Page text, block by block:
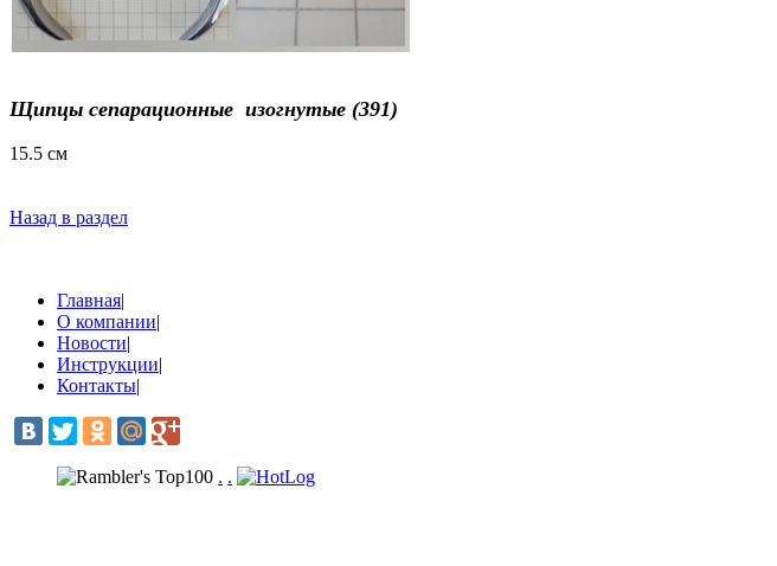
Щипцы сепарационные изогнутые (391)
15.5 cм
Назад в раздел
Главная|
О компании|
Новости|
Инструкции|
Контакты|
. .